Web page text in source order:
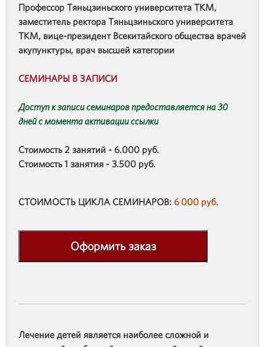
Профессор Тяньцзиньского университета ТКМ,
заместитель ректора Тяньцзиньского университета
ТКМ, вице-президент Всекитайского общества врачей
акупунктуры, врач высшей категории
СЕМИНАРЫ В ЗАПИСИ
Доступ к записи семинаров предоставляется на 30
дней с момента активации ссылки
Стоимость 2 занятий - 6.000 руб.
Стоимость 1 занятия - 3.500 руб.
СТОИМОСТЬ ЦИКЛА СЕМИНАРОВ: 6 000 руб.
Оформить заказ
Лечение детей является наиболее сложной и